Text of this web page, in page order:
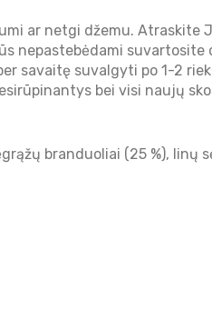
ar netgi džemu.
nepastebėdami
savaitę suvalgyti po 1-2
bei visi naujų
branduoliai (25 %), linų